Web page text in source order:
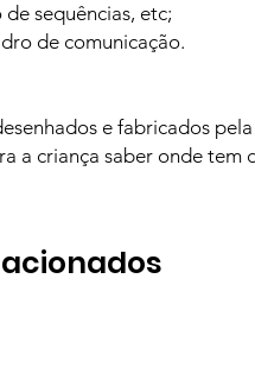
sequências, etc;
de comunicação.
e fabricados
a criança saber onde tem